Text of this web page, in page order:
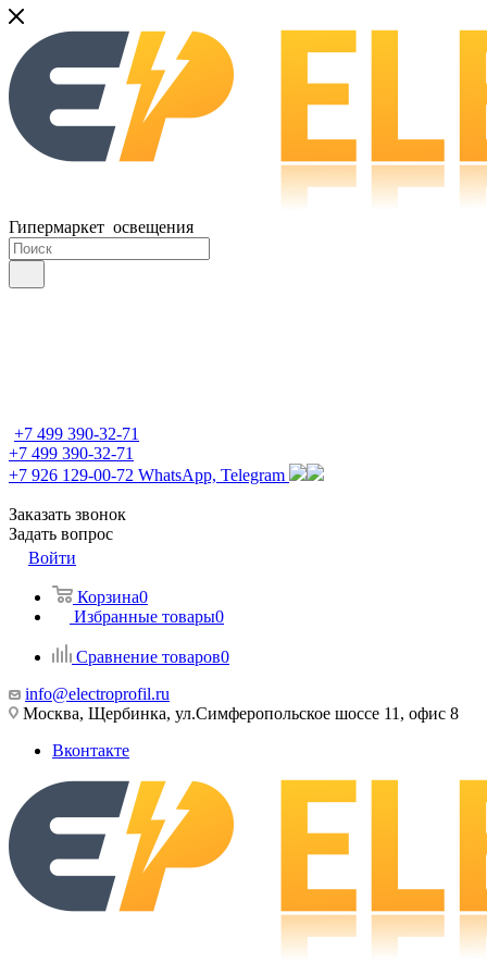
Гипермаркет освещения
+7 499 390-32-71
+7 499 390-32-71
+7 926 129-00-72 WhatsApp, Telegram
Заказать звонок
Задать вопрос
Войти
Корзина0
Избранные товары0
Сравнение товаров0
info@electroprofil.ru
Москва, Щербинка, ул.Симферопольское шоссе 11, офис 8
Вконтакте